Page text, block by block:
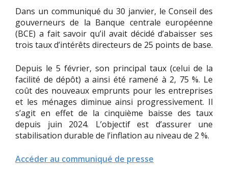
Dans un communiqué du 30 janvier, le Conseil des
gouverneurs de la Banque centrale européenne
(BCE) a fait savoir qu’il avait décidé d’abaisser ses
trois taux d’intérêts directeurs de 25 points de base.
Depuis le 5 février, son principal taux (celui de la
facilité de dépôt) a ainsi été ramené à 2, 75 %. Le
coût des nouveaux emprunts pour les entreprises
et les ménages diminue ainsi progressivement. Il
s’agit en effet de la cinquième baisse des taux
depuis juin 2024. L’objectif est d’assurer une
stabilisation durable de l’inflation au niveau de 2 %.
Accéder au communiqué de presse